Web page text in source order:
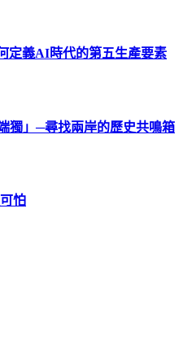
定義AI時代的第五生產要素
獨」─尋找兩岸的歷史共鳴箱
怕